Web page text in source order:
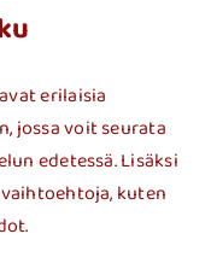
erilaisia
jossa voit seurata
edetessä. Lisäksi
kuten